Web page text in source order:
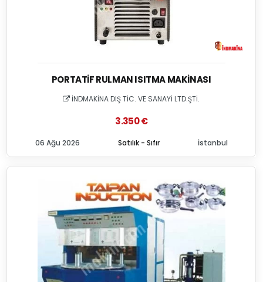
PORTATIF RULMAN ISITMA MAKINASI
İNDMAKİNA DIŞ TİC. VE SANAYİ LTD.ŞTİ.
3.350 €
Satılık - Sıfır
06 Ağu 2026 İstanbul